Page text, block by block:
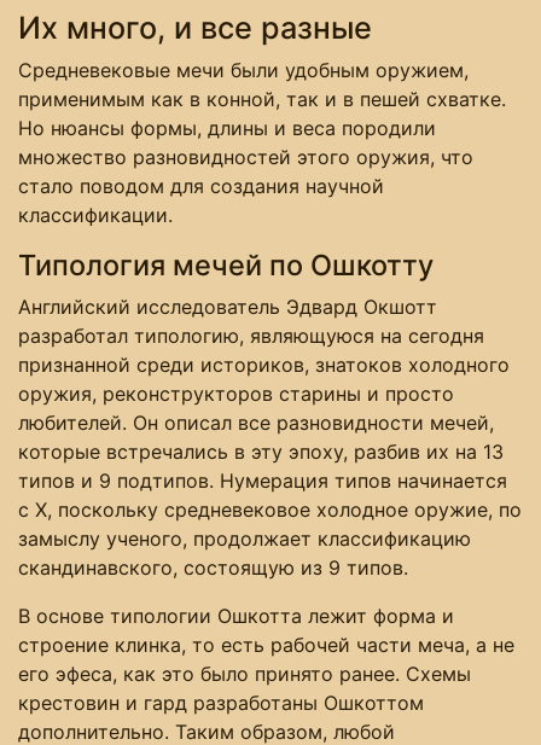
Их много, и все разные
Средневековые мечи были удобным оружием,
применимым как в конной, так и в пешей схватке.
Но нюансы формы, длины и веса породили
множество разновидностей этого оружия, что
стало поводом для создания научной
классификации.
Типология мечей по Ошкотту
Английский исследователь Эдвард Окшотт
разработал типологию, являющуюся на сегодня
признанной среди историков, знатоков холодного
оружия, реконструкторов старины и просто
любителей. Он описал все разновидности мечей,
которые встречались в эту эпоху, разбив их на 13
типов и 9 подтипов. Нумерация типов начинается
с Х, поскольку средневековое холодное оружие, по
замыслу ученого, продолжает классификацию
скандинавского, состоящую из 9 типов.
В основе типологии Ошкотта лежит форма и
строение клинка, то есть рабочей части меча, а не
его эфеса, как это было принято ранее. Схемы
крестовин и гард разработаны Ошкоттом
дополнительно. Таким образом, любой